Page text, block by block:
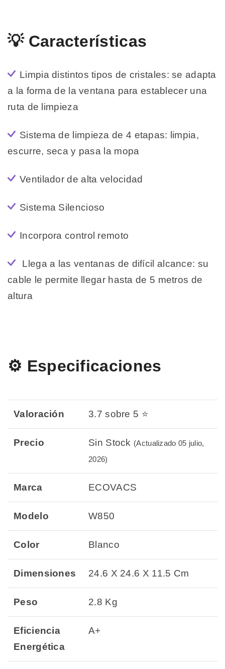
💡 Características
Limpia distintos tipos de cristales: se adapta
a la forma de la ventana para establecer una
ruta de limpieza
Sistema de limpieza de 4 etapas: limpia,
escurre, seca y pasa la mopa
Ventilador de alta velocidad
Sistema Silencioso
Incorpora control remoto
Llega a las ventanas de difícil alcance: su
cable le permite llegar hasta de 5 metros de
altura
⚙️ Especificaciones
Valoración 3.7 sobre 5 ⭐
Precio Sin Stock (Actualizado 05 julio,
2026)
Marca ECOVACS
Modelo W850
Color Blanco
Dimensiones 24.6 X 24.6 X 11.5 Cm
Peso 2.8 Kg
Eficiencia
Energética
A+